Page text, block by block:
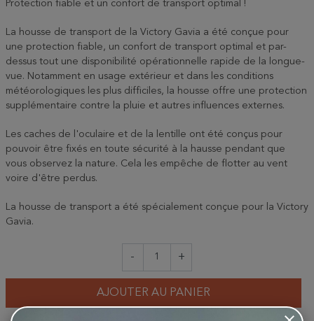
Protection fiable et un confort de transport optimal !
La housse de transport de la Victory Gavia a été conçue pour
une protection fiable, un confort de transport optimal et par-
dessus tout une disponibilité opérationnelle rapide de la longue-
vue. Notamment en usage extérieur et dans les conditions
météorologiques les plus difficiles, la housse offre une protection
supplémentaire contre la pluie et autres influences externes.
Les caches de l'oculaire et de la lentille ont été conçus pour
pouvoir être fixés en toute sécurité à la hausse pendant que
vous observez la nature. Cela les empêche de flotter au vent
voire d'être perdus.
La housse de transport a été spécialement conçue pour la Victory
Gavia.
- +
AJOUTER AU PANIER